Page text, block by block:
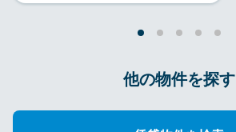
他の物件を探す